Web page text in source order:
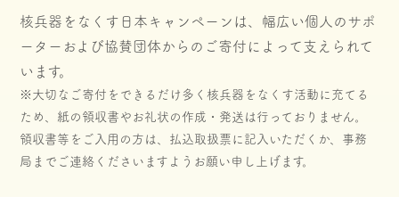
核兵器をなくす日本キャンペーンは、幅広い個人のサポ
ーターおよび協賛団体からのご寄付によって支えられて
います。
※大切なご寄付をできるだけ多く核兵器をなくす活動に充てる
ため、紙の領収書やお礼状の作成・発送は行っておりません。
領収書等をご入用の方は、払込取扱票に記入いただくか、事務
局までご連絡くださいますようお願い申し上げます。